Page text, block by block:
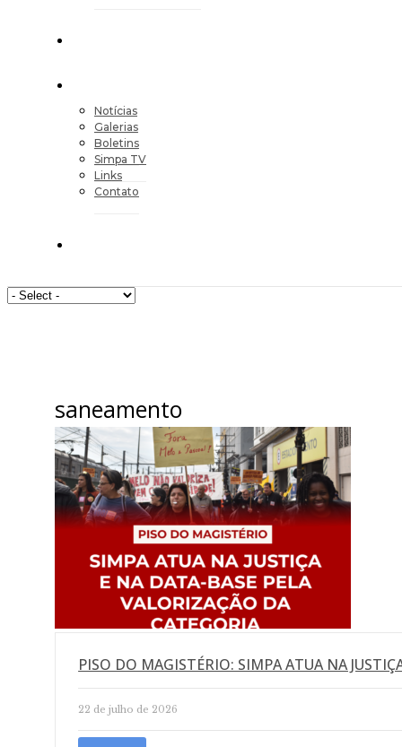
Notícias
Galerias
Boletins
Simpa TV
Links
Contato
saneamento
PISO DO MAGISTÉRIO: SIMPA ATUA NA
22 de julho de 2026